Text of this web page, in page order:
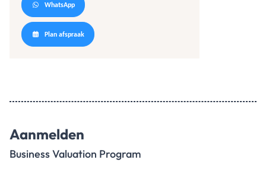
WhatsApp
Plan afspraak
Aanmelden
Business Valuation Program